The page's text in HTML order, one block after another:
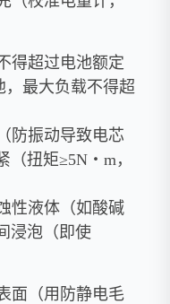
得超过电池额定
，最大负载不得超
防振动导致电芯
扭矩≥5N・m，
性液体（如酸碱
浸泡（即使
面（用防静电毛